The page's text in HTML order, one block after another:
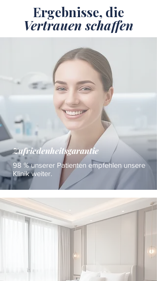
Ergebnisse, die
Vertrauen schaffen
Zufriedenheitsgarantie
98 % unserer Patienten empfehlen unsere
Klinik weiter.